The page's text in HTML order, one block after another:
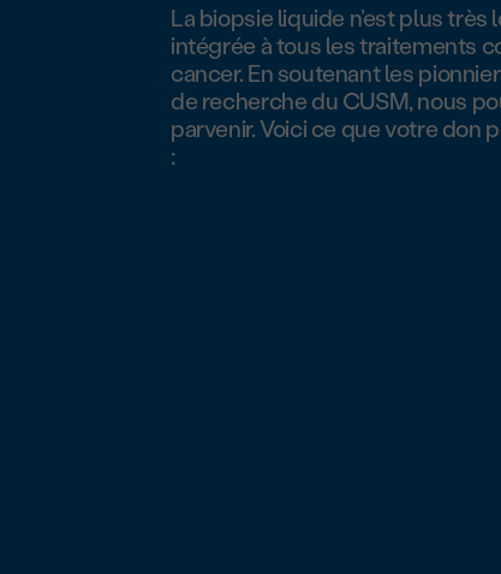
La biopsie liquide n’est plus très
intégrée à tous les traitements
cancer. En soutenant les
de recherche du CUSM, nous
parvenir. Voici ce que votre don
: